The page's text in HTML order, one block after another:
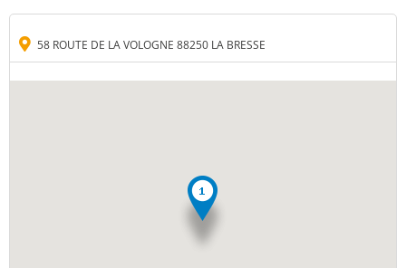
58 ROUTE DE LA VOLOGNE 88250 LA BRESSE